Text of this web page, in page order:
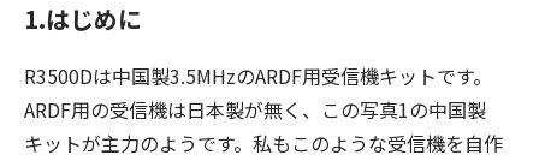
1.はじめに
R3500Dは中国製3.5MHzのARDF用受信機キットです。
ARDF用の受信機は日本製が無く、この写真1の中国製
キットが主力のようです。私もこのような受信機を自作